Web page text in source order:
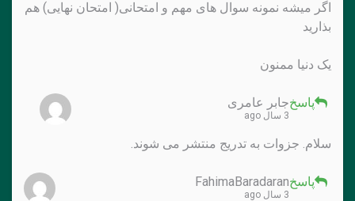
اگر میشه نمونه سوال های مهم و امتحانی( امتحان نهایی) هم
بذارید
یک دنیا ممنون
پاسخجابر عامری
3 سال ago
سلام. جزوات به تدریج منتشر می شوند.
پاسخFahimaBaradaran
3 سال ago